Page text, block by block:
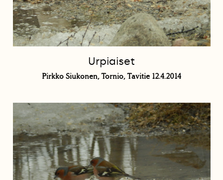
Urpiaiset
Pirkko Siukonen, Tornio, Tavitie 12.4.2014